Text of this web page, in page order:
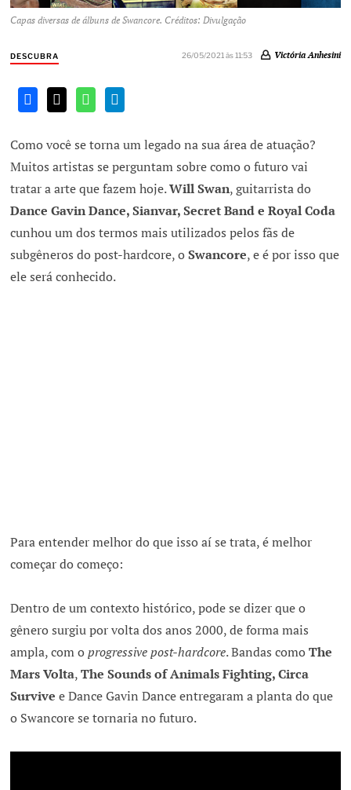
Capas diversas de álbuns de Swancore. Créditos: Divulgação
DESCUBRA 26/05/2021 às 11:53 Victória Anhesini
Como você se torna um legado na sua área de atuação?
Muitos artistas se perguntam sobre como o futuro vai
tratar a arte que fazem hoje.Will Swan, guitarrista do
Dance Gavin Dance, Sianvar, Secret Band e Royal Coda
cunhou um dos termos mais utilizados pelos fãs de
subgêneros do post-hardcore, oSwancore, e é por isso que
ele será conhecido.
Para entender melhor do que isso aí se trata, é melhor
começar do começo:
Dentro de um contexto histórico, pode se dizer que o
gênero surgiu por volta dos anos 2000, de forma mais
ampla, com oprogressive post-hardcore. Bandas comoThe
Mars Volta,The Sounds of Animals Fighting, Circa
Survivee Dance Gavin Dance entregaram a planta do que
o Swancore se tornaria no futuro.